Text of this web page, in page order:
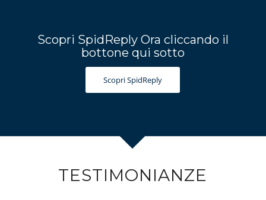
Scopri SpidReply Ora cliccando il
bottone qui sotto
Scopri SpidReply
TESTIMONIANZE